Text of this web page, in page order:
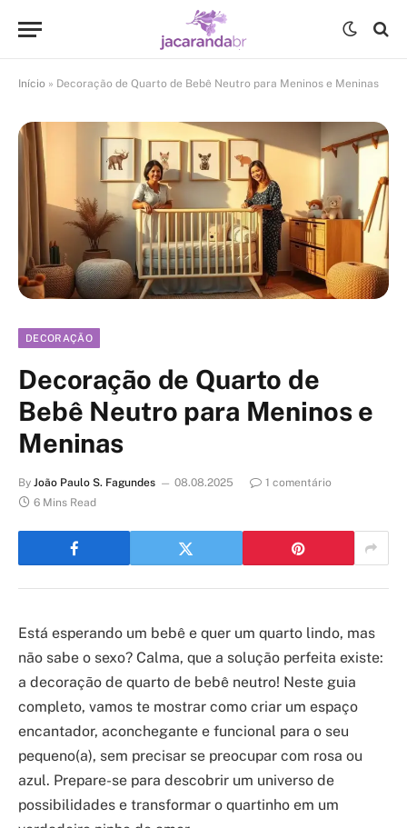
Início » Decoração de Quarto de Bebê Neutro para Meninos e Meninas
DECORAÇÃO
Decoração de Quarto de
Bebê Neutro para Meninos e
Meninas
By João Paulo S. Fagundes 08.08.2025
1 comentário
6 Mins Read
Está esperando um bebê e quer um quarto lindo, mas
não sabe o sexo? Calma, que a solução perfeita existe:
a decoração de quarto de bebê neutro! Neste guia
completo, vamos te mostrar como criar um espaço
encantador, aconchegante e funcional para o seu
pequeno(a), sem precisar se preocupar com rosa ou
azul. Prepare-se para descobrir um universo de
possibilidades e transformar o quartinho em um